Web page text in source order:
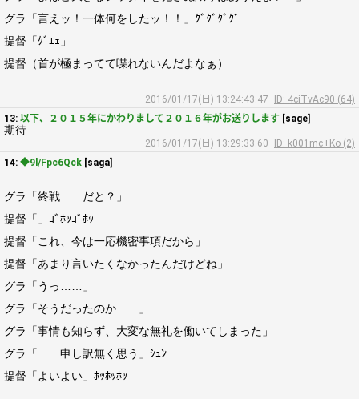
グラ「言えッ！一体何をしたッ！！」ｸﾞｸﾞｸﾞｸﾞ
提督「ｸﾞｴｪ」
提督（首が極まってて喋れないんだよなぁ）
2016/01/17(日) 13:24:43.47
ID: 4ciTvAc90 (64)
13: 以下、２０１５年にかわりまして２０１６年がお送りします [sage]
期待
2016/01/17(日) 13:29:33.60
ID: k001mc+Ko (2)
14: ◆9l/Fpc6Qck [saga]
グラ「終戦……だと？」
提督「」ｺﾞﾎｯｺﾞﾎｯ
提督「これ、今は一応機密事項だから」
提督「あまり言いたくなかったんだけどね」
グラ「うっ……」
グラ「そうだったのか……」
グラ「事情も知らず、大変な無礼を働いてしまった」
グラ「……申し訳無く思う」ｼｭﾝ
提督「よいよい」ﾎｯﾎｯﾎｯ